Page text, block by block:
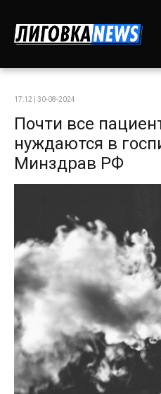
17:12 | 30-08-2024
Почти все
нуждаются в
Минздрав РФ